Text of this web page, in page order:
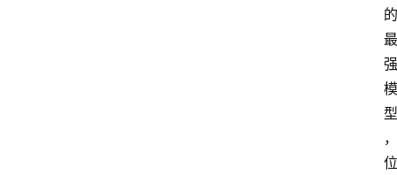
的
最
强
模
型
，
位